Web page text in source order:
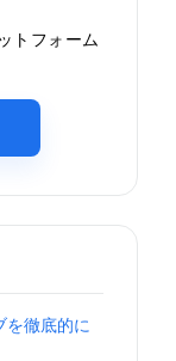
トフォーム
を徹底的に